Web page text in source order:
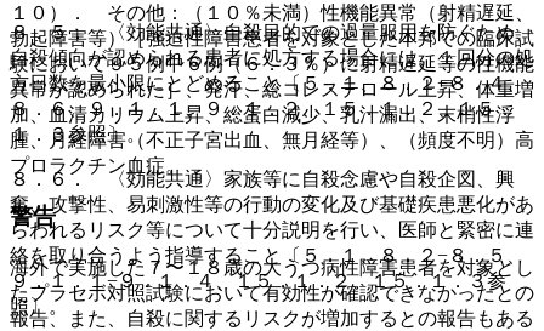
８．５． 〈効能共通〉自殺目的での過量服用を防ぐため、
自殺傾向が認められる患者に処方する場合には、１回分の処
方日数を最小限にとどめること〔５．１、８．２−８．４、
８．６、９．１．１、９．１．２、１５．１．２、１５．
１．３参照〕。
８．６． 〈効能共通〉家族等に自殺念慮や自殺企図、興
奮、攻撃性、易刺激性等の行動の変化及び基礎疾患悪化があ
らわれるリスク等について十分説明を行い、医師と緊密に連
絡を取り合うよう指導すること〔５．１、８．２−８．５、
９．１．１−９．１．４、１５．１．２、１５．１．３参
照〕。
１０）． その他：（１０％未満）性機能異常（射精遅延、
勃起障害等）［強迫性障害患者を対象とした本邦での臨床試
験において９５例中６例（６．３％）に射精遅延等の性機能
異常が認められた］、発汗、総コレステロール上昇、体重増
加、血清カリウム上昇、総蛋白減少、乳汁漏出、末梢性浮
腫、月経障害（不正子宮出血、無月経等）、（頻度不明）高
プロラクチン血症。
警告
海外で実施した７〜１８歳の大うつ病性障害患者を対象とし
たプラセボ対照試験において有効性が確認できなかったとの
報告、また、自殺に関するリスクが増加するとの報告もある